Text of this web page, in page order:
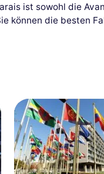
ist sowohl die
können die besten